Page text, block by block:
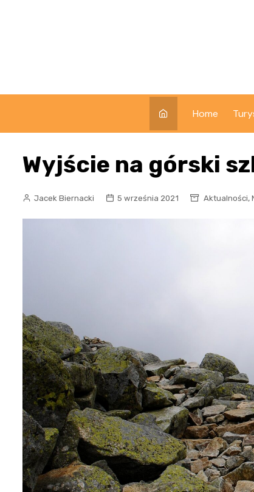
Home
Wyjście na górski
Jacek Biernacki 5 września 2021 Aktualności,